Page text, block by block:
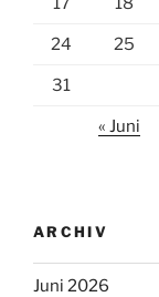
24 25
31
« Juni
ARCHIV
Juni 2026